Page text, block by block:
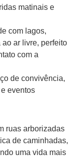
matinais e
com lagos,
ar livre, perfeito
com a
de convivência,
eventos
ruas arborizadas
de caminhadas,
uma vida mais